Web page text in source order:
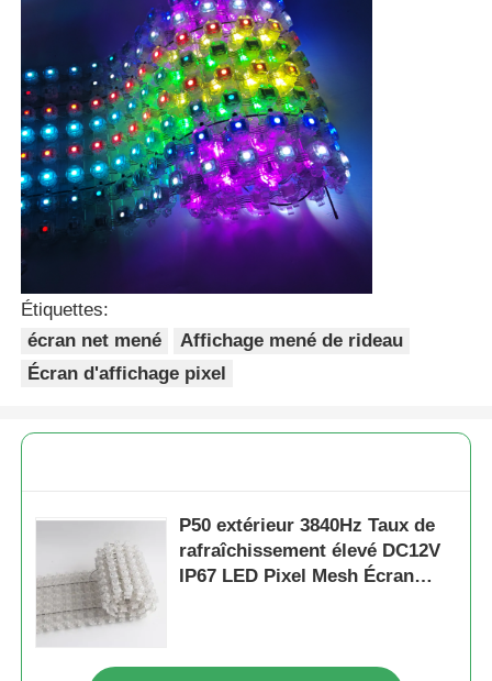
Étiquettes:
écran net mené
Affichage mené de rideau
Écran d'affichage pixel
P50 extérieur 3840Hz Taux de
rafraîchissement élevé DC12V
IP67 LED Pixel Mesh Écran